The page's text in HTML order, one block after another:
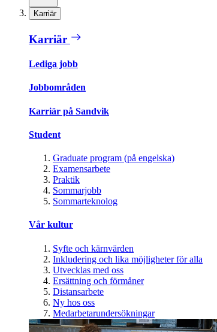
Karriär
Karriär
Lediga jobb
Jobbområden
Karriär på Sandvik
Student
Graduate program (på engelska)
Examensarbete
Praktik
Sommarjobb
Sommarteknolog
Vår kultur
Syfte och kärnvärden
Inkludering och lika möjligheter för alla
Utvecklas med oss
Ersättning och förmåner
Distansarbete
Ny hos oss
Medarbetarundersökningar